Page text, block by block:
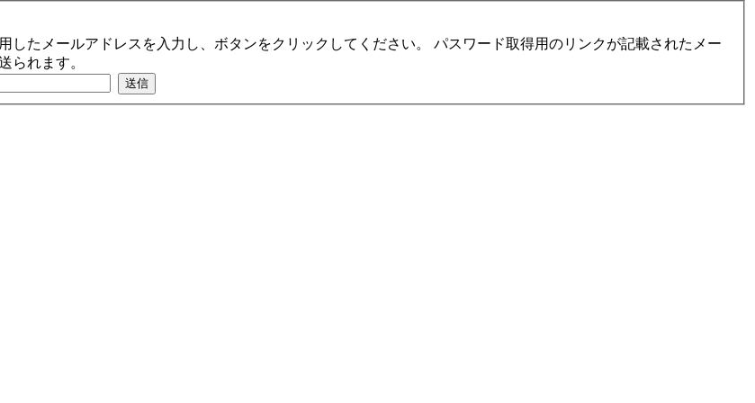
したメールアドレスを入力し、ボタンをクリックしてください。 パスワード取得用のリンクが記載されたメー
られます。